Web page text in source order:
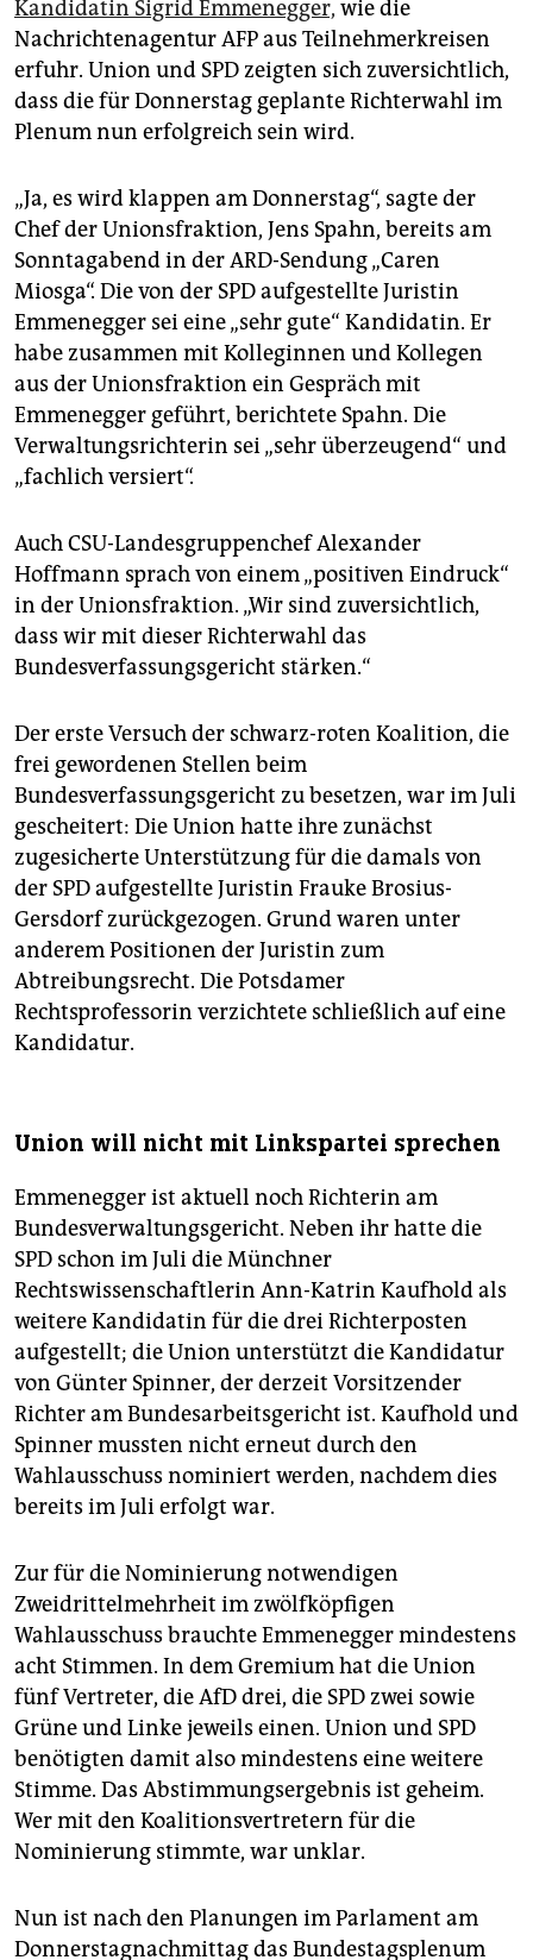
Kandidatin Sigrid Emmenegger, wie die
Nachrichtenagentur AFP aus Teilnehmerkreisen
erfuhr. Union und SPD zeigten sich zuversichtlich,
dass die für Donnerstag geplante Richterwahl im
Plenum nun erfolgreich sein wird.
„Ja, es wird klappen am Donnerstag“, sagte der
Chef der Unionsfraktion, Jens Spahn, bereits am
Sonntagabend in der ARD-Sendung „Caren
Miosga“. Die von der SPD aufgestellte Juristin
Emmenegger sei eine „sehr gute“ Kandidatin. Er
habe zusammen mit Kolleginnen und Kollegen
aus der Unionsfraktion ein Gespräch mit
Emmenegger geführt, berichtete Spahn. Die
Verwaltungsrichterin sei „sehr überzeugend“ und
„fachlich versiert“.
Auch CSU-Landesgruppenchef Alexander
Hoffmann sprach von einem „positiven Eindruck“
in der Unionsfraktion. „Wir sind zuversichtlich,
dass wir mit dieser Richterwahl das
Bundesverfassungsgericht stärken.“
Der erste Versuch der schwarz-roten Koalition, die
frei gewordenen Stellen beim
Bundesverfassungsgericht zu besetzen, war im Juli
gescheitert: Die Union hatte ihre zunächst
zugesicherte Unterstützung für die damals von
der SPD aufgestellte Juristin Frauke Brosius-
Gersdorf zurückgezogen. Grund waren unter
anderem Positionen der Juristin zum
Abtreibungsrecht. Die Potsdamer
Rechtsprofessorin verzichtete schließlich auf eine
Kandidatur.
Union will nicht mit Linkspartei sprechen
Emmenegger ist aktuell noch Richterin am
Bundesverwaltungsgericht. Neben ihr hatte die
SPD schon im Juli die Münchner
Rechtswissenschaftlerin Ann-Katrin Kaufhold als
weitere Kandidatin für die drei Richterposten
aufgestellt; die Union unterstützt die Kandidatur
von Günter Spinner, der derzeit Vorsitzender
Richter am Bundesarbeitsgericht ist. Kaufhold und
Spinner mussten nicht erneut durch den
Wahlausschuss nominiert werden, nachdem dies
bereits im Juli erfolgt war.
Zur für die Nominierung notwendigen
Zweidrittelmehrheit im zwölfköpfigen
Wahlausschuss brauchte Emmenegger mindestens
acht Stimmen. In dem Gremium hat die Union
fünf Vertreter, die AfD drei, die SPD zwei sowie
Grüne und Linke jeweils einen. Union und SPD
benötigten damit also mindestens eine weitere
Stimme. Das Abstimmungsergebnis ist geheim.
Wer mit den Koalitionsvertretern für die
Nominierung stimmte, war unklar.
Nun ist nach den Planungen im Parlament am
Donnerstagnachmittag das Bundestagsplenum